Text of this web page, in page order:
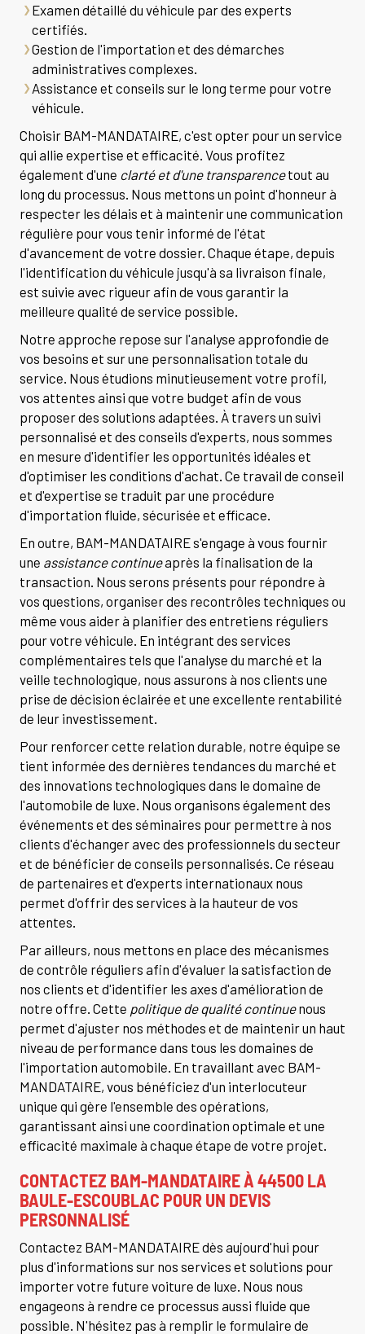
Examen détaillé du véhicule par des experts
certifiés.
Gestion de l'importation et des démarches
administratives complexes.
Assistance et conseils sur le long terme pour votre
véhicule.
Choisir BAM-MANDATAIRE, c'est opter pour un service
qui allie expertise et efficacité. Vous profitez
également d'une clarté et d'une transparencetout au
long du processus. Nous mettons un point d'honneur à
respecter les délais et à maintenir une communication
régulière pour vous tenir informé de l'état
d'avancement de votre dossier. Chaque étape, depuis
l'identification du véhicule jusqu'à sa livraison finale,
est suivie avec rigueur afin de vous garantir la
meilleure qualité de service possible.
Notre approche repose sur l'analyse approfondie de
vos besoins et sur une personnalisation totale du
service. Nous étudions minutieusement votre profil,
vos attentes ainsi que votre budget afin de vous
proposer des solutions adaptées. À travers un suivi
personnalisé et des conseils d'experts, nous sommes
en mesure d'identifier les opportunités idéales et
d'optimiser les conditions d'achat. Ce travail de conseil
et d'expertise se traduit par une procédure
d'importation fluide, sécurisée et efficace.
En outre, BAM-MANDATAIRE s'engage à vous fournir
une assistance continueaprès la finalisation de la
transaction. Nous serons présents pour répondre à
vos questions, organiser des recontrôles techniques ou
même vous aider à planifier des entretiens réguliers
pour votre véhicule. En intégrant des services
complémentaires tels que l'analyse du marché et la
veille technologique, nous assurons à nos clients une
prise de décision éclairée et une excellente rentabilité
de leur investissement.
Pour renforcer cette relation durable, notre équipe se
tient informée des dernières tendances du marché et
des innovations technologiques dans le domaine de
l'automobile de luxe. Nous organisons également des
événements et des séminaires pour permettre à nos
clients d'échanger avec des professionnels du secteur
et de bénéficier de conseils personnalisés. Ce réseau
de partenaires et d'experts internationaux nous
permet d'offrir des services à la hauteur de vos
attentes.
Par ailleurs, nous mettons en place des mécanismes
de contrôle réguliers afin d'évaluer la satisfaction de
nos clients et d'identifier les axes d'amélioration de
notre offre. Cette politique de qualité continuenous
permet d'ajuster nos méthodes et de maintenir un haut
niveau de performance dans tous les domaines de
l'importation automobile. En travaillant avec BAM-
MANDATAIRE, vous bénéficiez d'un interlocuteur
unique qui gère l'ensemble des opérations,
garantissant ainsi une coordination optimale et une
efficacité maximale à chaque étape de votre projet.
CONTACTEZ BAM-MANDATAIRE À 44500 LA
BAULE-ESCOUBLAC POUR UN DEVIS
PERSONNALISÉ
Contactez BAM-MANDATAIRE dès aujourd'hui pour
plus d'informations sur nos services et solutions pour
importer votre future voiture de luxe. Nous nous
engageons à rendre ce processus aussi fluide que
possible. N'hésitez pas à remplir le formulaire de